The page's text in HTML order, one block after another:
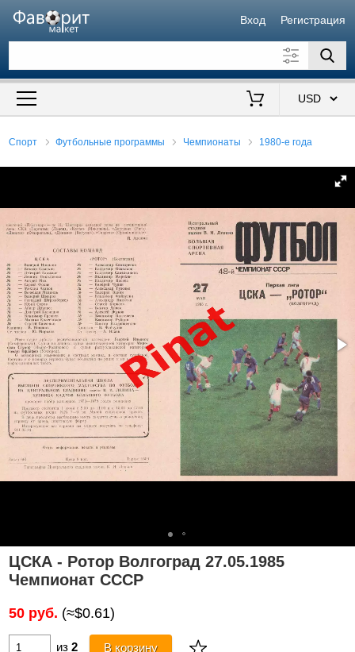
Вход Регистрация
Искать также в описании
Спорт Футбольные программы Чемпионаты 1980-е года
ЦСКА - Ротор Волгоград 27.05.1985
Чемпионат СССР
50 руб. (≈$0.61)
из 2 В корзину